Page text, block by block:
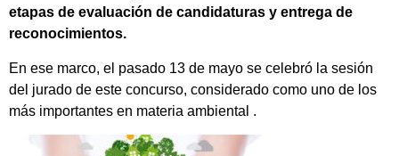
etapas de evaluación de candidaturas y entrega de
reconocimientos.
En ese marco, el pasado 13 de mayo se celebró la sesión
del jurado de este concurso, considerado como uno de los
más importantes en materia ambiental .